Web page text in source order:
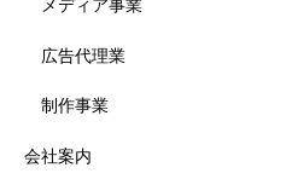
広告代理業
制作事業
会社案内